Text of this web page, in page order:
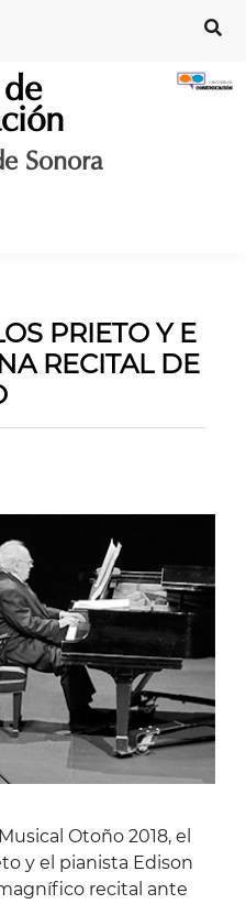
Sonora
PRIETO Y E
RECITAL DE
Otoño 2018, el
y el pianista Edison
recital ante